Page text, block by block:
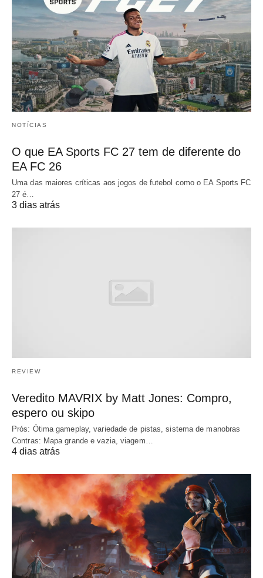
NOTÍCIAS
O que EA Sports FC 27 tem de diferente do
EA FC 26
Uma das maiores críticas aos jogos de futebol como o EA Sports FC
27 é…
3 dias atrás
REVIEW
Veredito MAVRIX by Matt Jones: Compro,
espero ou skipo
Prós: Ótima gameplay, variedade de pistas, sistema de manobras
Contras: Mapa grande e vazia, viagem…
4 dias atrás